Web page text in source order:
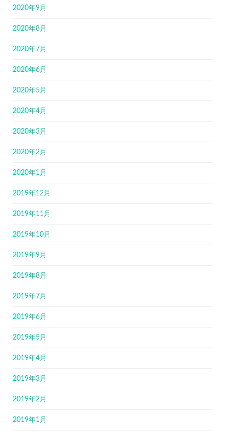
2020年9月
2020年8月
2020年7月
2020年6月
2020年5月
2020年4月
2020年3月
2020年2月
2020年1月
2019年12月
2019年11月
2019年10月
2019年9月
2019年8月
2019年7月
2019年6月
2019年5月
2019年4月
2019年3月
2019年2月
2019年1月